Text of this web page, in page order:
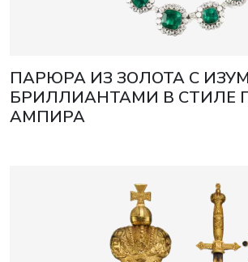
ПАРЮРА ИЗ ЗОЛОТА С
БРИЛЛИАНТАМИ В СТИЛЕ
АМПИРА